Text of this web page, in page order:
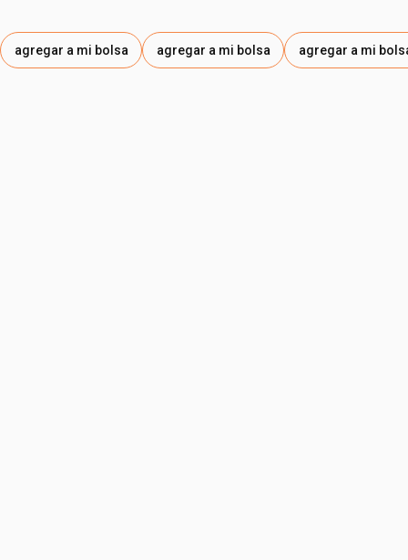
agregar a mi bolsa agregar a mi bolsa agregar a mi